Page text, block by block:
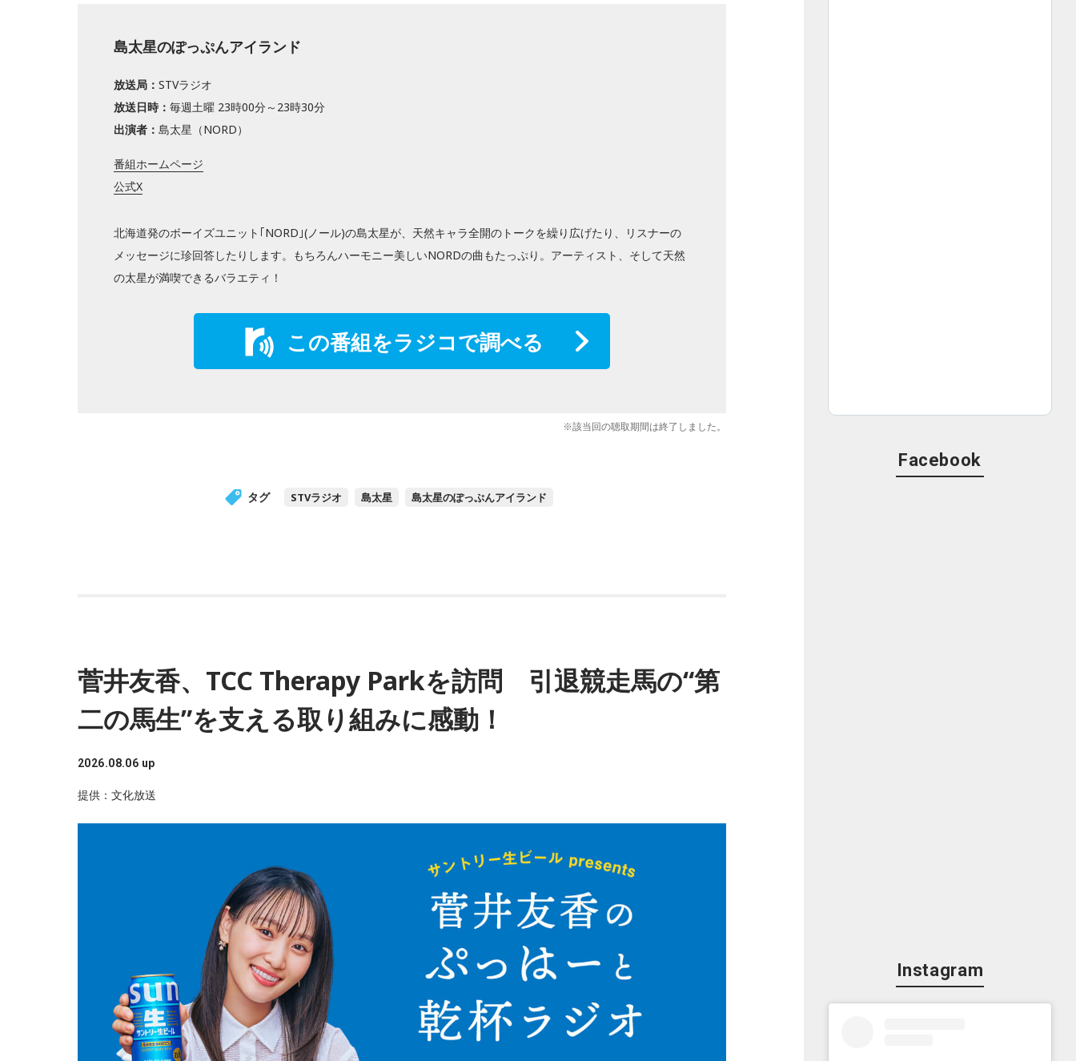
島太星のぽっぷんアイランド
放送局： STVラジオ
放送日時： 毎週土曜 23時00分～23時30分
出演者： 島太星（NORD）
番組ホームページ
公式X
北海道発のボーイズユニット｢NORD｣(ノール)の島太星が、天然キャラ全開のトークを繰り広げたり、リスナーの
メッセージに珍回答したりします。もちろんハーモニー美しいNORDの曲もたっぷり。アーティスト、そして天然
の太星が満喫できるバラエティ！
この番組をラジコで調べる
※該当回の聴取期間は終了しました。
タグ STVラジオ 島太星 島太星のぽっぷんアイランド
菅井友香、TCC Therapy Parkを訪問 引退競走馬の“第
二の馬生”を支える取り組みに感動！
2026.08.06 up
提供：文化放送
Facebook
Instagram